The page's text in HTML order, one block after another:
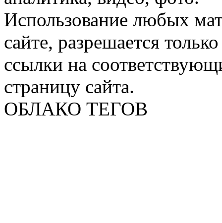
Использование любых
сайте, разрешается
ссылки на
страницу сайта.
ОБЛАКО ТЕГОВ